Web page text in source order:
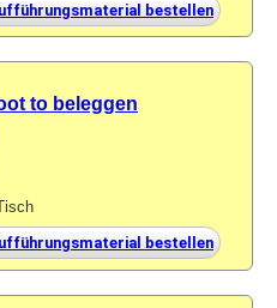
bestellen
to beleggen
bestellen